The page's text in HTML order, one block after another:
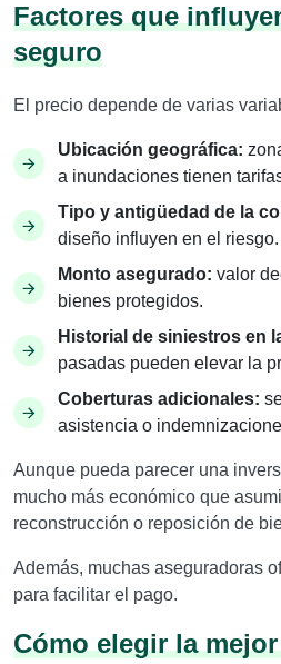
Factores que
seguro
El precio depende de varias
Ubicación geográfica:
a inundaciones tienen
Tipo y antigüedad de la
diseño influyen en el riesgo.
Monto asegurado: valor
bienes protegidos.
Historial de siniestros en
pasadas pueden elevar la
Coberturas adicionales:
asistencia o
Aunque pueda parecer una
mucho más económico que
reconstrucción o reposición de
Además, muchas aseguradoras
para facilitar el pago.
Cómo elegir la